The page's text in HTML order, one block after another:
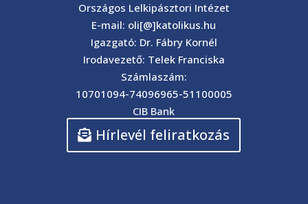
Országos Lelkipásztori Intézet
E-mail: oli[@]katolikus.hu
Igazgató: Dr. Fábry Kornél
Irodavezető: Telek Franciska
Számlaszám:
10701094-74096965-51100005
CIB Bank
Hírlevél feliratkozás